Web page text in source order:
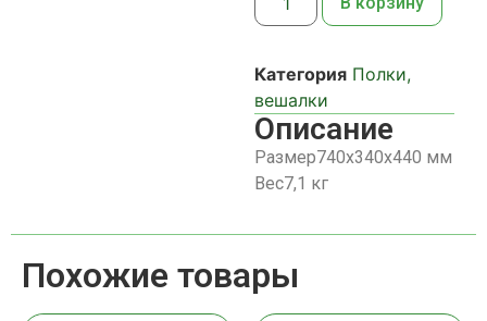
Категория Полки,
вешалки
Описание
Размер740х340х440 мм
Вес7,1 кг
Похожие товары